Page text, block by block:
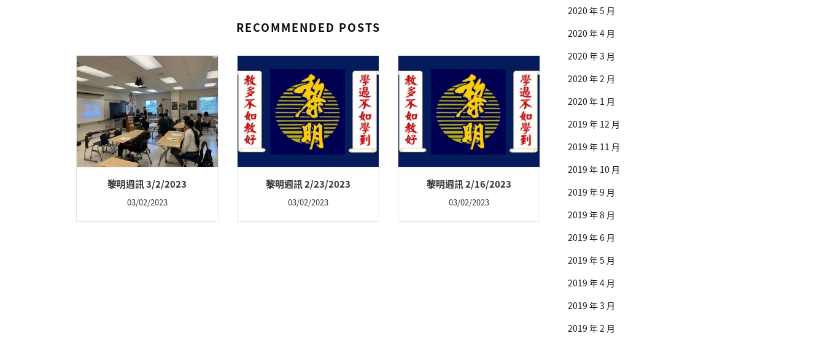
RECOMMENDED POSTS
黎明週訊 3/2/2023
03/02/2023
黎明週訊 2/23/2023
03/02/2023
黎明週訊 2/16/2023
03/02/2023
2020 年 5 月
2020 年 4 月
2020 年 3 月
2020 年 2 月
2020 年 1 月
2019 年 12 月
2019 年 11 月
2019 年 10 月
2019 年 9 月
2019 年 8 月
2019 年 6 月
2019 年 5 月
2019 年 4 月
2019 年 3 月
2019 年 2 月